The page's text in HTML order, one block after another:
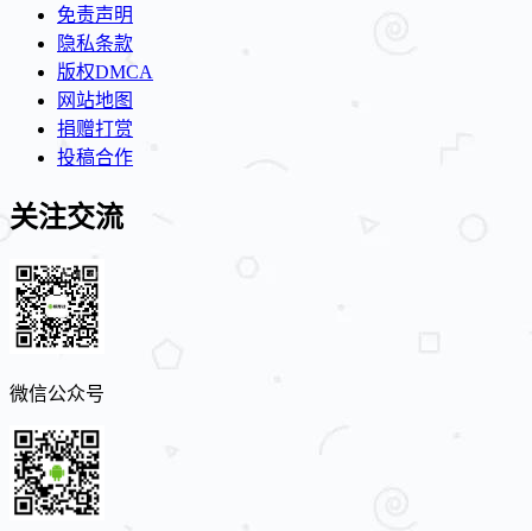
免责声明
隐私条款
版权DMCA
网站地图
捐赠打赏
投稿合作
关注交流
微信公众号